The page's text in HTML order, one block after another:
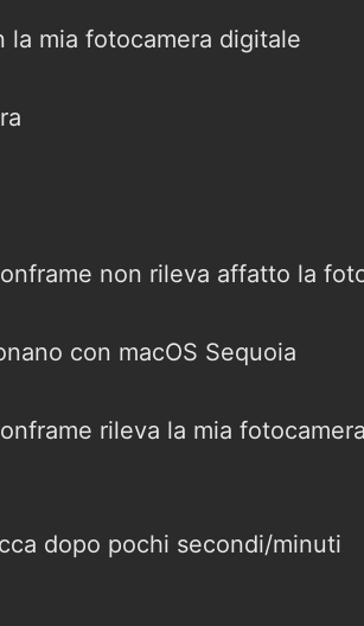
mia fotocamera digitale
non rileva affatto la
con macOS Sequoia
rileva la mia
dopo pochi secondi/minuti